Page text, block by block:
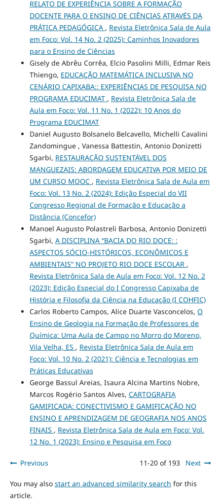
RELATO DE EXPERIÊNCIA SOBRE A FORMAÇÃO
DOCENTE PARA O ENSINO DE CIÊNCIAS ATRAVÉS DA
PRÁTICA PEDAGÓGICA , Revista Eletrônica Sala de Aula
em Foco: Vol. 14 No. 2 (2025): Caminhos Inovadores
para o Ensino de Ciências
Gisely de Abrêu Corrêa, Elcio Pasolini Milli, Edmar Reis
Thiengo, EDUCAÇÃO MATEMÁTICA INCLUSIVA NO
CENÁRIO CAPIXABA:: EXPERIÊNCIAS DE PESQUISA NO
PROGRAMA EDUCIMAT , Revista Eletrônica Sala de
Aula em Foco: Vol. 11 No. 1 (2022): 10 Anos do
Programa EDUCIMAT
Daniel Augusto Bolsanelo Belcavello, Michelli Cavalini
Zandomingue , Vanessa Battestin, Antonio Donizetti
Sgarbi, RESTAURAÇÃO SUSTENTÁVEL DOS
MANGUEZAIS: ABORDAGEM EDUCATIVA POR MEIO DE
UM CURSO MOOC , Revista Eletrônica Sala de Aula em
Foco: Vol. 13 No. 2 (2024): Edição Especial do VII
Congresso Regional de Formação e Educação a
Distância (Concefor)
Manoel Augusto Polastreli Barbosa, Antonio Donizetti
Sgarbi, A DISCIPLINA “BACIA DO RIO DOCE: :
ASPECTOS SÓCIO-HISTÓRICOS, ECONÔMICOS E
AMBIENTAIS” NO PROJETO RIO DOCE ESCOLAR ,
Revista Eletrônica Sala de Aula em Foco: Vol. 12 No. 2
(2023): Edição Especial do I Congresso Capixaba de
História e Filosofia da Ciência na Educação (I COHFIC)
Carlos Roberto Campos, Alice Duarte Vasconcelos, O
Ensino de Geologia na Formação de Professores de
Química: Uma Aula de Campo no Morro do Moreno,
Vila Velha, ES , Revista Eletrônica Sala de Aula em
Foco: Vol. 10 No. 2 (2021): Ciência e Tecnologias em
Práticas Educativas
George Bassul Areias, Isaura Alcina Martins Nobre,
Marcos Rogério Santos Alves, CARTOGRAFIA
GAMIFICADA: CONECTIVISMO E GAMIFICAÇÃO NO
ENSINO E APRENDIZAGEM DE GEOGRAFIA NOS ANOS
FINAIS , Revista Eletrônica Sala de Aula em Foco: Vol.
12 No. 1 (2023): Ensino e Pesquisa em Foco
Previous 11-20 of 193 Next
You may also start an advanced similarity search for this
article.